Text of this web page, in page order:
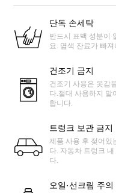
단독 손세탁
반드시 표백 성분이
요. 염색 잔료가 빠
건조기 금지
건조기 사용은 옷감
다.절대 사용하지 말
합니다.
트렁크 보관 금지
제품 사용 후 젖어있
다. 자동차 트렁크
다.
오일·선크림 주의